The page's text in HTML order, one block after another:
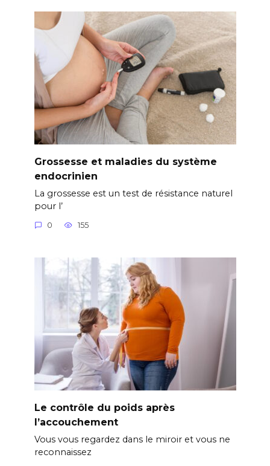
Grossesse et maladies du système
endocrinien
La grossesse est un test de résistance naturel
pour l’
0 155
Le contrôle du poids après
l’accouchement
Vous vous regardez dans le miroir et vous ne
reconnaissez